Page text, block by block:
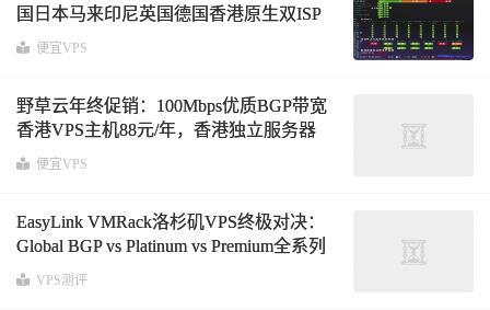
国日本马来印尼英国德国香港原生双ISP
住宅IP VPS
便宜VPS
野草云年终促销：100Mbps优质BGP带宽
香港VPS主机88元/年，香港独立服务器
199元/月，免费10Gbps DDoS防护
便宜VPS
EasyLink VMRack洛杉矶VPS终极对决：
Global BGP vs Platinum vs Premium全系列
深度对比与选购指南 (含全套餐列表)
VPS测评